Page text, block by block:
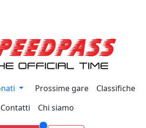
Prossime gare
Classifiche
Contatti
Chi siamo